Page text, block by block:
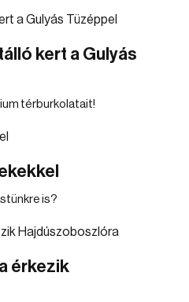
kert a Gulyás
térburkolatait!
is?
érkezik